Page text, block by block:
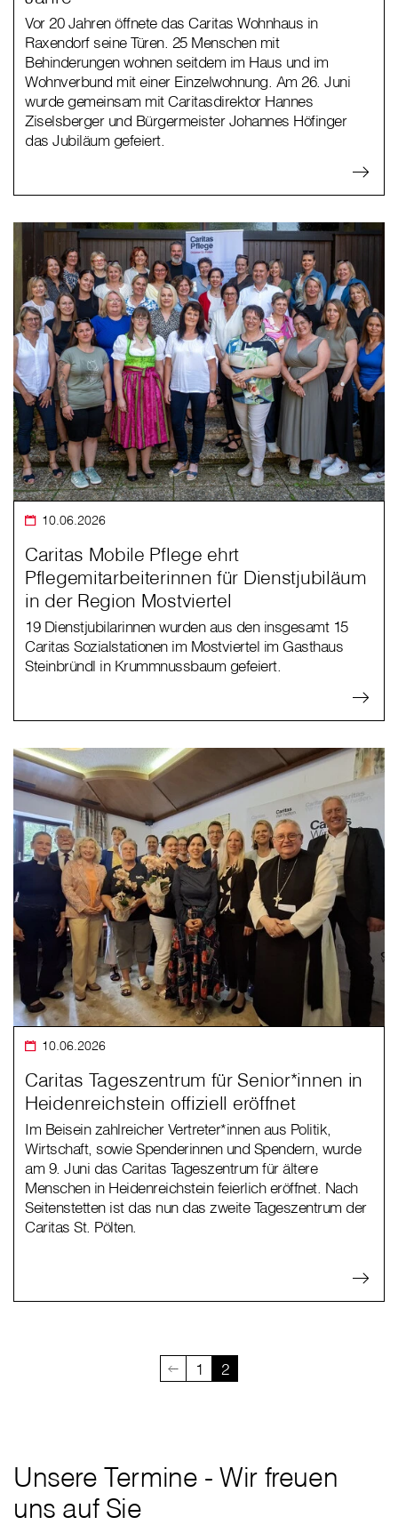
Vor 20 Jahren öffnete das Caritas Wohnhaus in
Raxendorf seine Türen. 25 Menschen mit
Behinderungen wohnen seitdem im Haus und im
Wohnverbund mit einer Einzelwohnung. Am 26. Juni
wurde gemeinsam mit Caritasdirektor Hannes
Ziselsberger und Bürgermeister Johannes Höfinger
das Jubiläum gefeiert.
10.06.2026
Caritas Mobile Pflege ehrt
Pflegemitarbeiterinnen für Dienstjubiläum
in der Region Mostviertel
19 Dienstjubilarinnen wurden aus den insgesamt 15
Caritas Sozialstationen im Mostviertel im Gasthaus
Steinbründl in Krummnussbaum gefeiert.
10.06.2026
Caritas Tageszentrum für Senior*innen in
Heidenreichstein offiziell eröffnet
Im Beisein zahlreicher Vertreter*innen aus Politik,
Wirtschaft, sowie Spenderinnen und Spendern, wurde
am 9. Juni das Caritas Tageszentrum für ältere
Menschen in Heidenreichstein feierlich eröffnet. Nach
Seitenstetten ist das nun das zweite Tageszentrum der
Caritas St. Pölten.
1 2
Unsere Termine - Wir freuen
uns auf Sie